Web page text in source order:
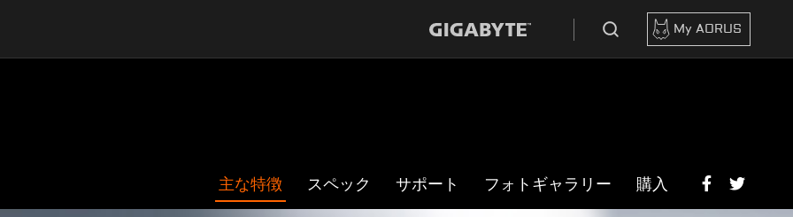
My AORUS
主な特徴 スペック サポート フォトギャラリー 購入